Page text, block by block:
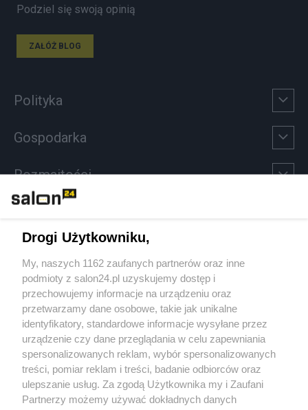
Podziel się swoją opinią
ZAŁÓŻ BLOG
Polityka
Gospodarka
Rozmaitości
Sport
Społeczeństwo
Kultura
X Facebook Instagram Youtube
Drogi Użytkowniku,
My, naszych 1162 zaufanych partnerów oraz inne
podmioty z salon24.pl uzyskujemy dostęp i
przechowujemy informacje na urządzeniu oraz
przetwarzamy dane osobowe, takie jak unikalne
identyfikatory, standardowe informacje wysyłane przez
urządzenie czy dane przeglądania w celu zapewniania
spersonalizowanych reklam, wybór spersonalizowanych
treści, pomiar reklam i treści, badanie odbiorców oraz
ulepszanie usług. Za zgodą Użytkownika my i Zaufani
Partnerzy możemy używać dokładnych danych